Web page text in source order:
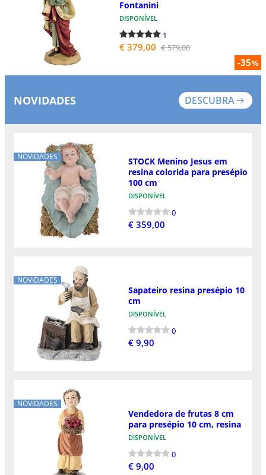
-35%
Fontanini
DISPONÍVEL
1
€ 379,00 € 579,00
NOVIDADES DESCUBRA
NOVIDADES
STOCK Menino Jesus em
resina colorida para presépio
100 cm
DISPONÍVEL
0
€ 359,00
NOVIDADES
Sapateiro resina presépio 10
cm
DISPONÍVEL
0
€ 9,90
NOVIDADES
Vendedora de frutas 8 cm
para presépio 10 cm, resina
DISPONÍVEL
0
€ 9,00